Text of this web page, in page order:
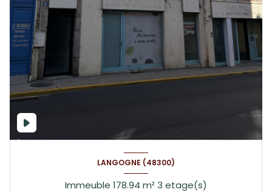
LANGOGNE (48300)
Immeuble 178.94 m² 3 etage(s)